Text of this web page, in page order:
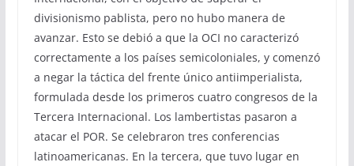
divisionismo pablista, pero no hubo manera de
avanzar. Esto se debió a que la OCI no caracterizó
correctamente a los países semicoloniales, y comenzó
a negar la táctica del frente único antiimperialista,
formulada desde los primeros cuatro congresos de la
Tercera Internacional. Los lambertistas pasaron a
atacar el POR. Se celebraron tres conferencias
latinoamericanas. En la tercera, que tuvo lugar en